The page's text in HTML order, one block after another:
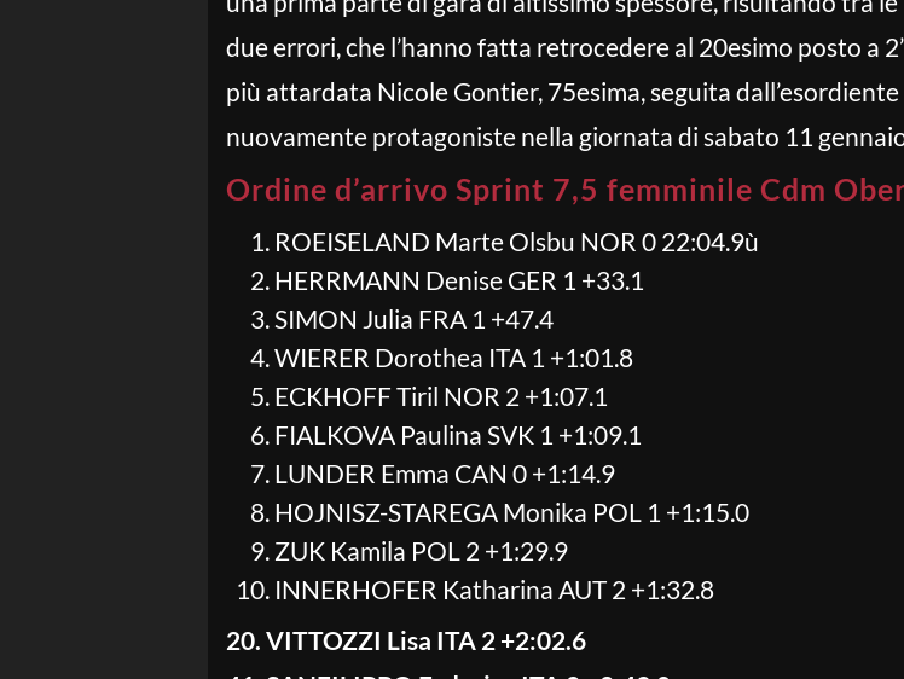
due errori, che l’hanno fatta retrocedere al 20esimo posto a
più attardata Nicole Gontier, 75esima, seguita
nuovamente protagoniste nella giornata di sabato 11
Ordine d’arrivo Sprint 7,5 femminile Cdm
ROEISELAND Marte Olsbu NOR 0 22:04.9ù
HERRMANN Denise GER 1 +33.1
SIMON Julia FRA 1 +47.4
WIERER Dorothea ITA 1 +1:01.8
ECKHOFF Tiril NOR 2 +1:07.1
FIALKOVA Paulina SVK 1 +1:09.1
LUNDER Emma CAN 0 +1:14.9
HOJNISZ-STAREGA Monika POL 1 +1:15.0
ZUK Kamila POL 2 +1:29.9
INNERHOFER Katharina AUT 2 +1:32.8
20. VITTOZZI Lisa ITA 2 +2:02.6